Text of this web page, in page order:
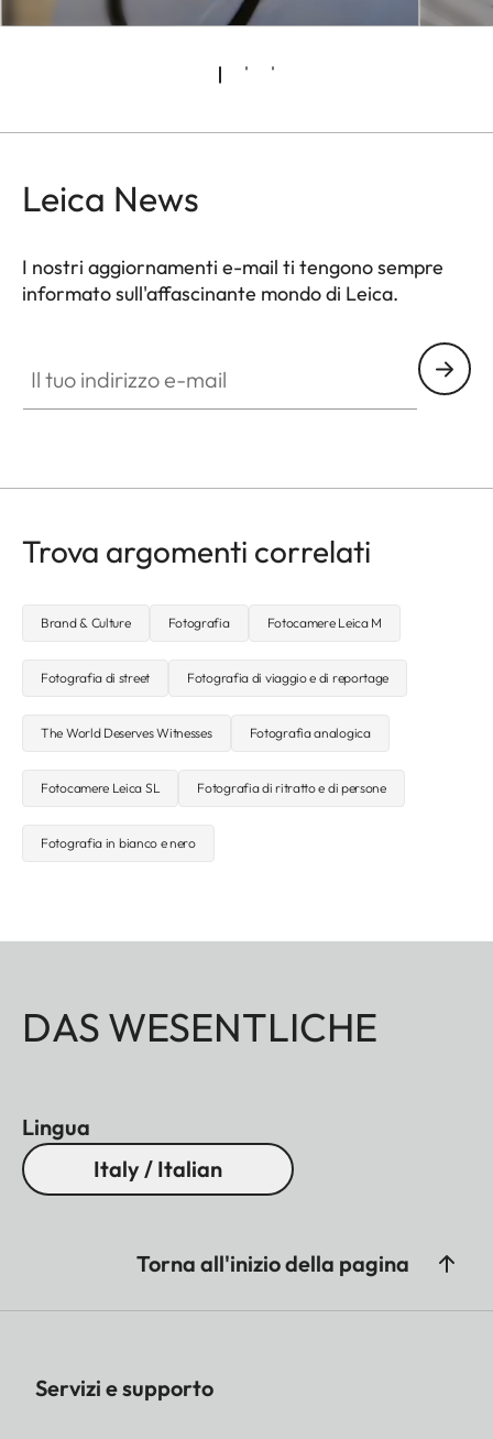
Leica News
I nostri aggiornamenti e-mail ti tengono sempre
informato sull'affascinante mondo di Leica.
Trova argomenti correlati
Brand & Culture Fotografia Fotocamere Leica M
Fotografia di street Fotografia di viaggio e di reportage
The World Deserves Witnesses Fotografia analogica
Fotocamere Leica SL Fotografia di ritratto e di persone
Fotografia in bianco e nero
DAS WESENTLICHE
Lingua
Italy / Italian
Torna all'inizio della pagina
Servizi e supporto